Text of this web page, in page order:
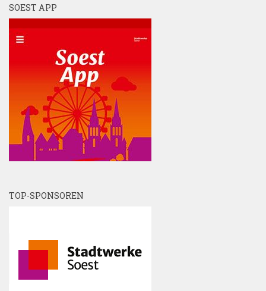
SOEST APP
TOP-SPONSOREN